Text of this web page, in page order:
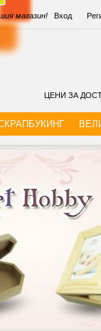
Вход
магазин!
ЦЕНИ ЗА